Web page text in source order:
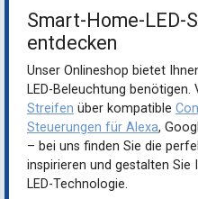
Smart-Home-LED-
entdecken
Unser Onlineshop bietet
LED-Beleuchtung
Streifen über kompatible
Steuerungen für Alexa,
– bei uns finden Sie die
inspirieren und gestalten
LED-Technologie.